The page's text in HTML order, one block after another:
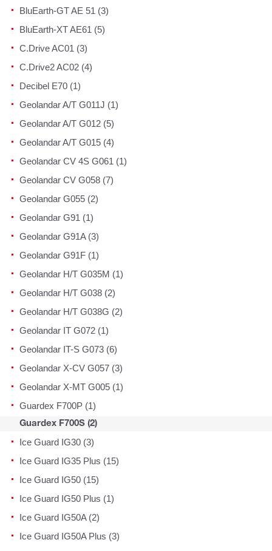
BluEarth-GT AE 51 (3)
BluEarth-XT AE61 (5)
C.Drive AC01 (3)
C.Drive2 AC02 (4)
Decibel E70 (1)
Geolandar A/T G011J (1)
Geolandar A/T G012 (5)
Geolandar A/T G015 (4)
Geolandar CV 4S G061 (1)
Geolandar CV G058 (7)
Geolandar G055 (2)
Geolandar G91 (1)
Geolandar G91A (3)
Geolandar G91F (1)
Geolandar H/T G035M (1)
Geolandar H/T G038 (2)
Geolandar H/T G038G (2)
Geolandar IT G072 (1)
Geolandar IT-S G073 (6)
Geolandar X-CV G057 (3)
Geolandar X-MT G005 (1)
Guardex F700P (1)
Guardex F700S (2)
Ice Guard IG30 (3)
Ice Guard IG35 Plus (15)
Ice Guard IG50 (15)
Ice Guard IG50 Plus (1)
Ice Guard IG50A (2)
Ice Guard IG50A Plus (3)